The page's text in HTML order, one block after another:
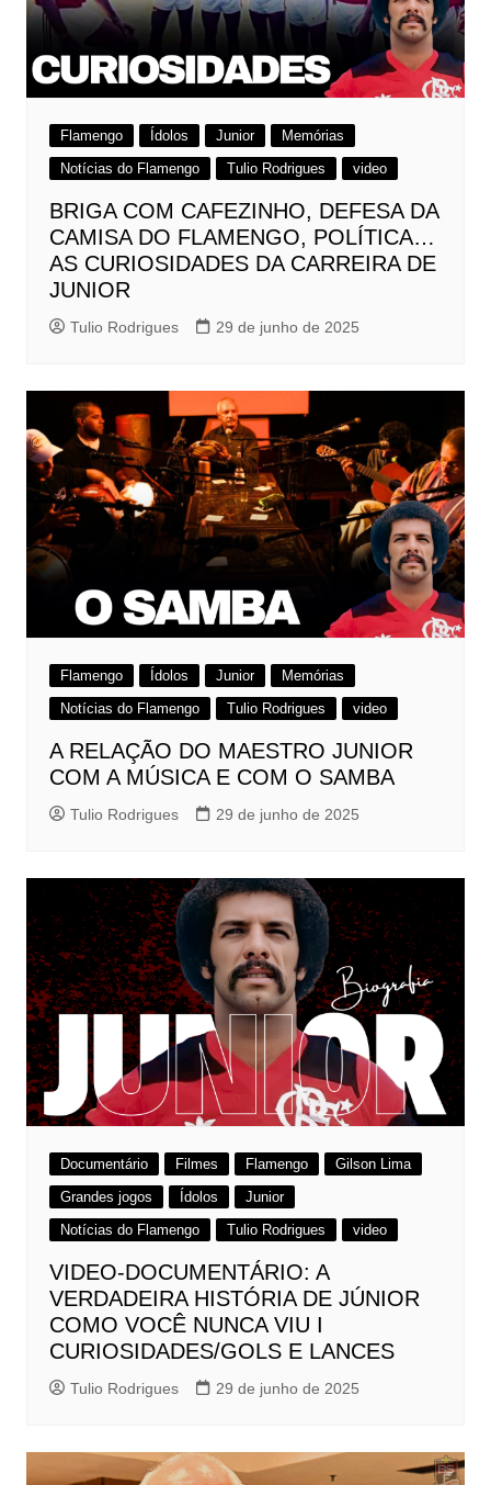
Flamengo Ídolos Junior
Memórias
Notícias do Flamengo
Tulio Rodrigues video
BRIGA COM CAFEZINHO, DEFESA DA
CAMISA DO FLAMENGO, POLÍTICA…
AS CURIOSIDADES DA CARREIRA DE
JUNIOR
Tulio Rodrigues 29 de junho de 2025
Flamengo Ídolos Junior
Memórias
Notícias do Flamengo
Tulio Rodrigues video
A RELAÇÃO DO MAESTRO JUNIOR
COM A MÚSICA E COM O SAMBA
Tulio Rodrigues 29 de junho de 2025
Documentário Filmes Flamengo
Gilson Lima
Grandes jogos
Ídolos
Junior
Notícias do Flamengo
Tulio Rodrigues video
VIDEO-DOCUMENTÁRIO: A
VERDADEIRA HISTÓRIA DE JÚNIOR
COMO VOCÊ NUNCA VIU I
CURIOSIDADES/GOLS E LANCES
Tulio Rodrigues 29 de junho de 2025